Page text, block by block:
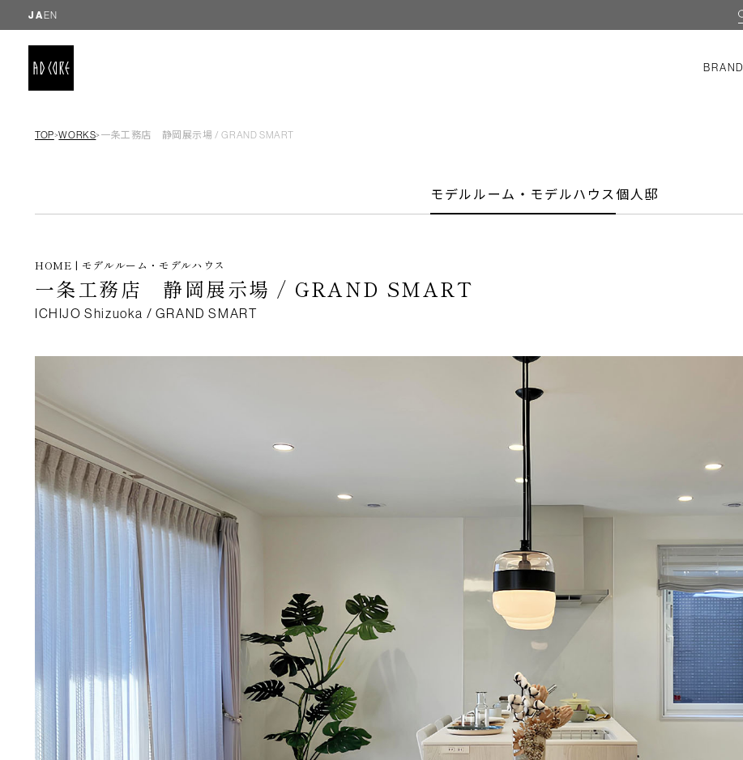
EN
JA
BRAND
TOP＞WORKS＞ 一条工務店 静岡展示場 / GRAND SMART
モデルルーム・モデルハウス 個人邸
HOME | モデルルーム・モデルハウス
一条工務店 静岡展示場 / GRAND SMART
ICHIJO Shizuoka / GRAND SMART